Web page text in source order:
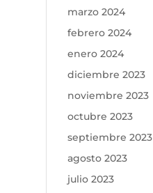
marzo 2024
febrero 2024
enero 2024
diciembre 2023
noviembre 2023
octubre 2023
septiembre 2023
agosto 2023
julio 2023